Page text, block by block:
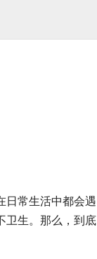
日常生活中都会遇
卫生。那么，到底